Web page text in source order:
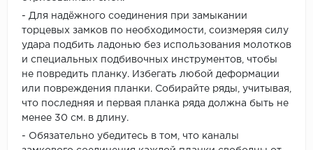
- Для надёжного соединения при замыкании
торцевых замков по необходимости, соизмеряя силу
удара подбить ладонью без использования молотков
и специальных подбивочных инструментов, чтобы
не повредить планку. Избегать любой деформации
или повреждения планки. Собирайте ряды, учитывая,
что последняя и первая планка ряда должна быть не
менее 30 см. в длину.
- Обязательно убедитесь в том, что каналы